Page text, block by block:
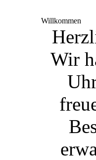
Willkommen
Wir